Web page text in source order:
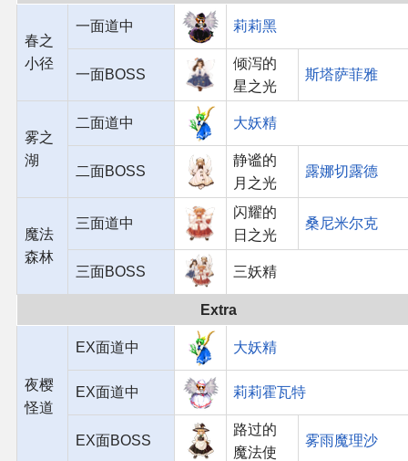
春之
小径
一面道中 莉莉黑
一面BOSS
倾泻的
星之光
斯塔萨菲雅
雾之
湖
二面道中 大妖精
二面BOSS
静谧的
月之光
露娜切露德
魔法
森林
三面道中
闪耀的
日之光
桑尼米尔克
三面BOSS 三妖精
Extra
夜樱
怪道
EX面道中 大妖精
EX面道中 莉莉霍瓦特
EX面BOSS
路过的
魔法使
雾雨魔理沙